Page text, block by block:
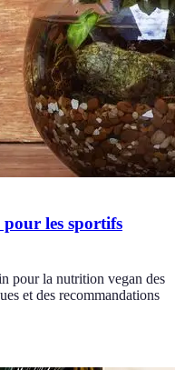
pour les sportifs
pour la nutrition vegan des
et des recommandations